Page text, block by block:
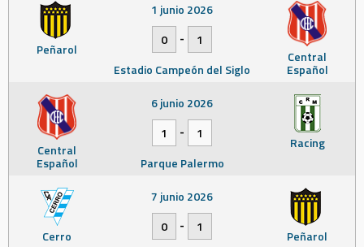
Peñarol Central
Español
1 junio 2026
0
-
1
Estadio Campeón del Siglo
Central
Español
Racing
6 junio 2026
1
-
1
Parque Palermo
Cerro Peñarol
7 junio 2026
0
-
1